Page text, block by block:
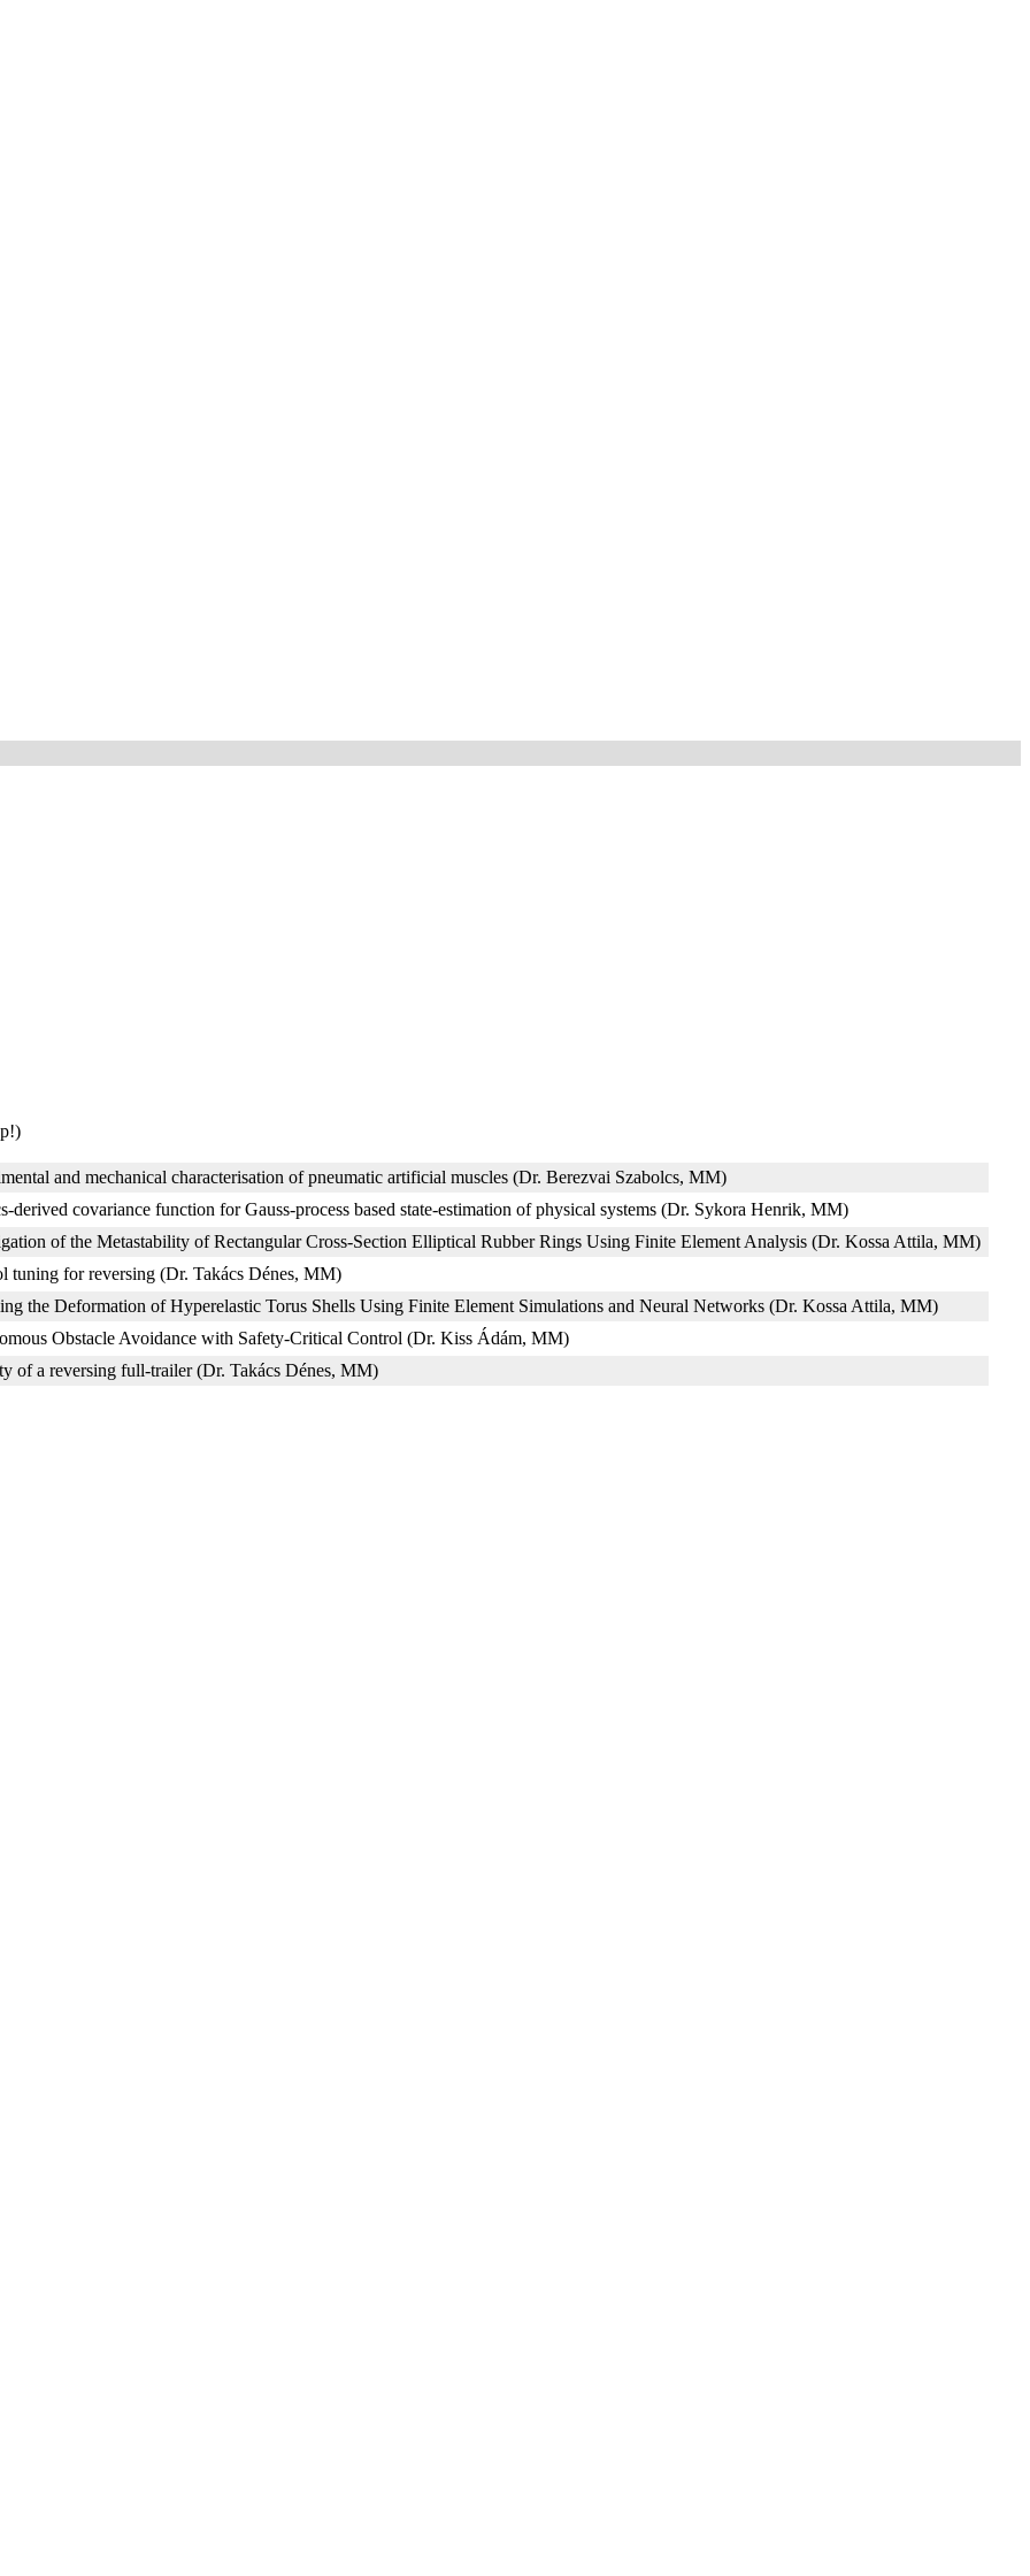
and mechanical characterisation of pneumatic artificial muscles (Dr. Berezvai Szabolcs, MM)
derived covariance function for Gauss-process based state-estimation of physical systems (Dr. Sykora Henrik, MM)
of the Metastability of Rectangular Cross-Section Elliptical Rubber Rings Using Finite Element Analysis (Dr. Kossa Attila, MM)
tuning for reversing (Dr. Takács Dénes, MM)
the Deformation of Hyperelastic Torus Shells Using Finite Element Simulations and Neural Networks (Dr. Kossa Attila, MM)
Obstacle Avoidance with Safety-Critical Control (Dr. Kiss Ádám, MM)
of a reversing full-trailer (Dr. Takács Dénes, MM)